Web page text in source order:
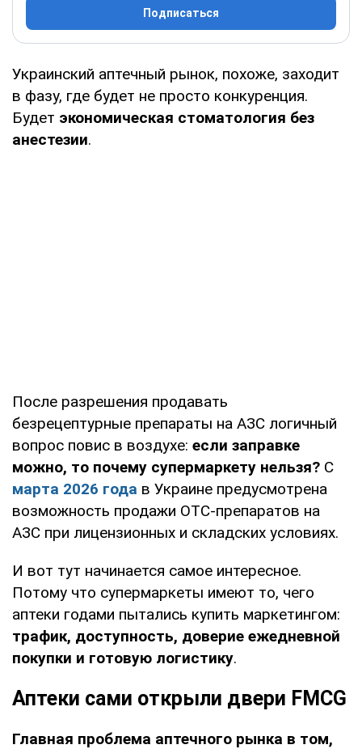
Подписаться
Украинский аптечный рынок, похоже, заходит
в фазу, где будет не просто конкуренция.
Будет экономическая стоматология без
анестезии.
После разрешения продавать
безрецептурные препараты на АЗС логичный
вопрос повис в воздухе: если заправке
можно, то почему супермаркету нельзя? С
марта 2026 года в Украине предусмотрена
возможность продажи OTC-препаратов на
АЗС при лицензионных и складских условиях.
И вот тут начинается самое интересное.
Потому что супермаркеты имеют то, чего
аптеки годами пытались купить маркетингом:
трафик, доступность, доверие ежедневной
покупки и готовую логистику.
Аптеки сами открыли двери FMCG
Главная проблема аптечного рынка в том,